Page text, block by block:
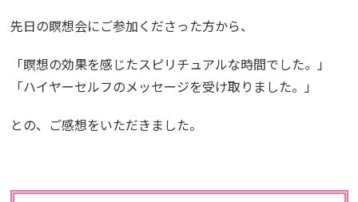
先日の瞑想会にご参加くださった方から、
「瞑想の効果を感じたスピリチュアルな時間でした。」
「ハイヤーセルフのメッセージを受け取りました。」
との、ご感想をいただきました。